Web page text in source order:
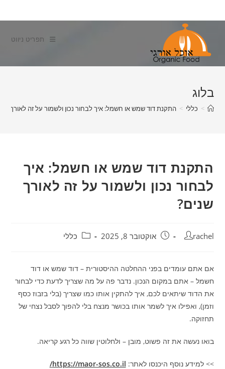
to
תפריט ניווט
בלוג
> כללי > התקנת דוד שמש או חשמל: איך לבחור נכון ולשמור על זה לאורך
התקנת דוד שמש או חשמל: איך
לבחור נכון ולשמור על זה לאורך
שנים?
מחבר:
rachel פורסם:אוקטובר 8, 2025 קטגוריה:
כללי
אם אתם עומדים בפני ההחלטה ההיסטורית – דוד שמש או דוד
חשמל – אתם במקום הנכון. נדבר פה על מה שצריך לדעת כדי לבחור
את הדוד שיתאים לכם, איך להתקין אותו כמו שצריך (בלי בזבוז כסף
וזמן), ואפילו איך לשמר אותו בכושר מנצח בלי להפוך לסבל נצחי של
תחזוקה.
בואו נעשה את זה פשוט, מובן – ולחלוטין שווה כל רגע קריאה.
>> למידע נוסף היכנסו לאתר: https://maor-sos.co.il/